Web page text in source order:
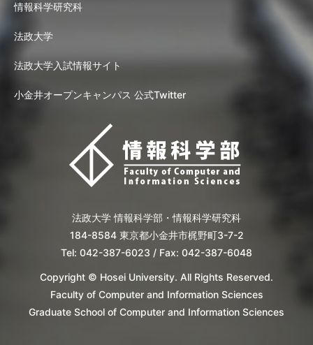
情報科学研究科
法政大学
法政大学入試情報サイト
小金井オープンキャンパス 公式Twitter
法政大学 情報科学部・情報科学研究科
184-8584 東京都小金井市梶野町3-7-2
Tel: 042-387-6023 / Fax: 042-387-6048
Copyright © Hosei University. All Rights Reserved.
Faculty of Computer and Information Sciences
Graduate School of Computer and Information Sciences